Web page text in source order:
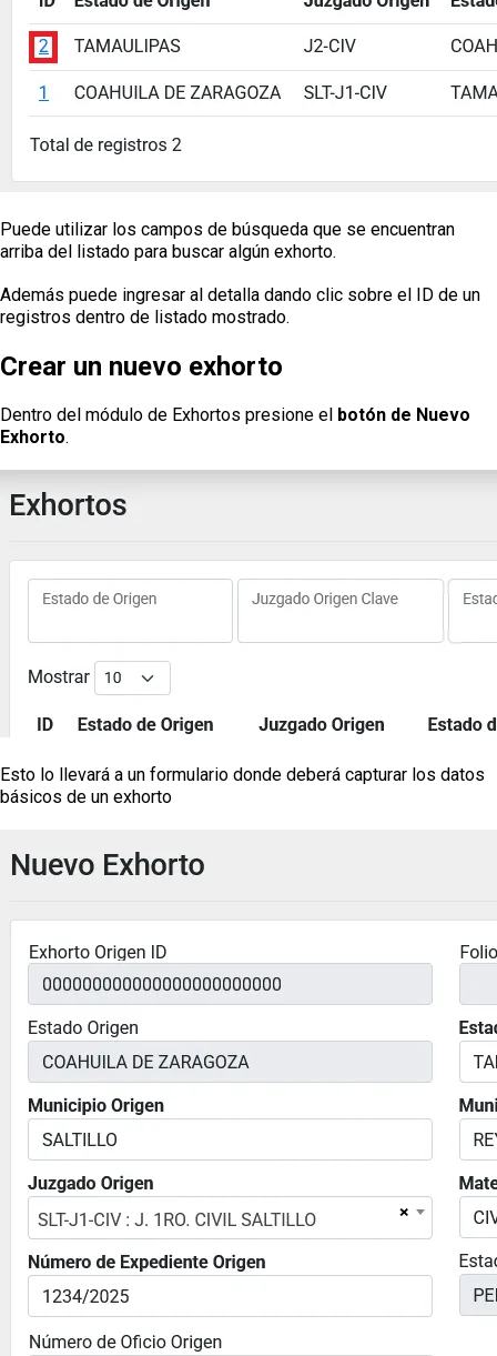
Puede utilizar los campos de búsqueda que se encuentran
arriba del listado para buscar algún exhorto.
Además puede ingresar al detalla dando clic sobre el ID de un
registros dentro de listado mostrado.
Crear un nuevo exhorto
Dentro del módulo de Exhortos presione el botón de Nuevo
Exhorto.
Esto lo llevará a un formulario donde deberá capturar los datos
básicos de un exhorto